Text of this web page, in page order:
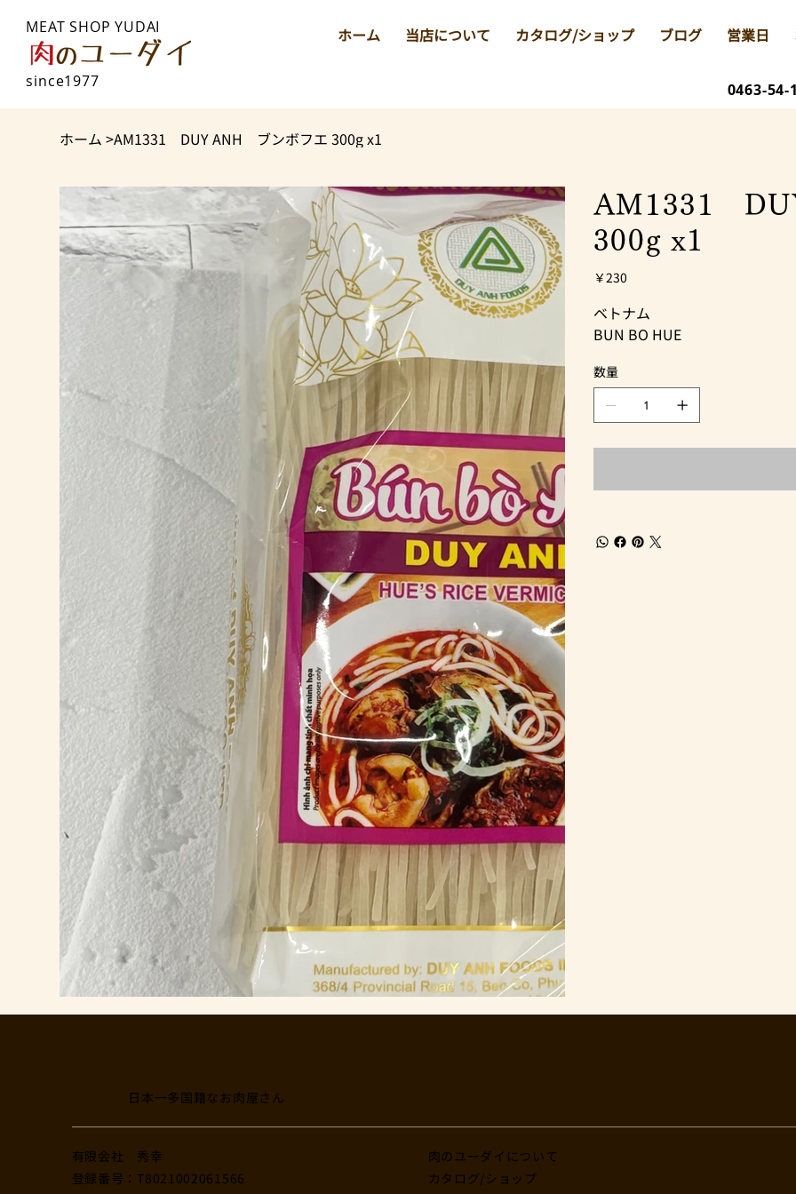
0463-54-
MEAT SHOP YUDAI
since1977
ホーム 当店について カタログ/ショップ ブログ 営業日
ホーム >AM1331 DUY ANH ブンボフエ 300g x1
AM1331
300g x1
価
格
￥230
ベトナム
BUN BO HUE
数量
日本一多国籍なお肉屋さん
​有限会社 秀幸
登録番号：T8021002061566
肉のユーダイについて
カタログ/ショップ